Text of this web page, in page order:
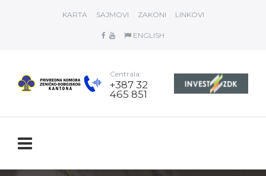
KARTA SAJMOVI ZAKONI LINKOVI
ENGLISH
Centrala:
+387 32
465 851